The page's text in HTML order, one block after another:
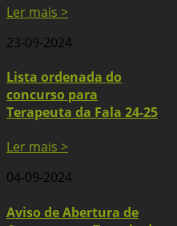
Ler mais >
23-09-2024
Lista ordenada do
concurso para
Terapeuta da Fala 24-25
Ler mais >
04-09-2024
Aviso de Abertura de